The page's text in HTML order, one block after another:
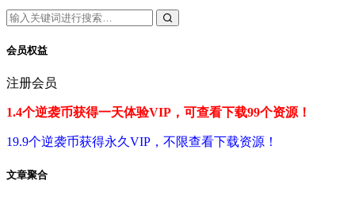
会员权益
注册会员
1.4个逆袭币获得一天体验VIP，可查看下载99个资源！
19.9个逆袭币获得永久VIP，不限查看下载资源！
文章聚合